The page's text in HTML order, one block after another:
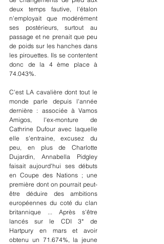
deux temps fautive, l'étalon
n'employait que modérément
ses postérieurs, surtout au
passage et ne prenait que peu
de poids sur les hanches dans
les pirouettes. Ils se contentent
donc de la 4 ème place à
74.043%.
C'est LA cavalière dont tout le
monde parle depuis l'année
dernière : associée à Vamos
Amigos, l'ex-monture de
Cathrine Dufour avec laquelle
elle s'entraine, excusez du
peu, en plus de Charlotte
Dujardin, Annabella Pidgley
faisait aujourd'hui ses débuts
en Coupe des Nations ; une
première dont on pourrait peut-
être déduire des ambitions
européennes du coté du clan
britannique ... Après s'être
lancés sur le CDI 3* de
Hartpury en mars et avoir
obtenu un 71.674%, la jeune